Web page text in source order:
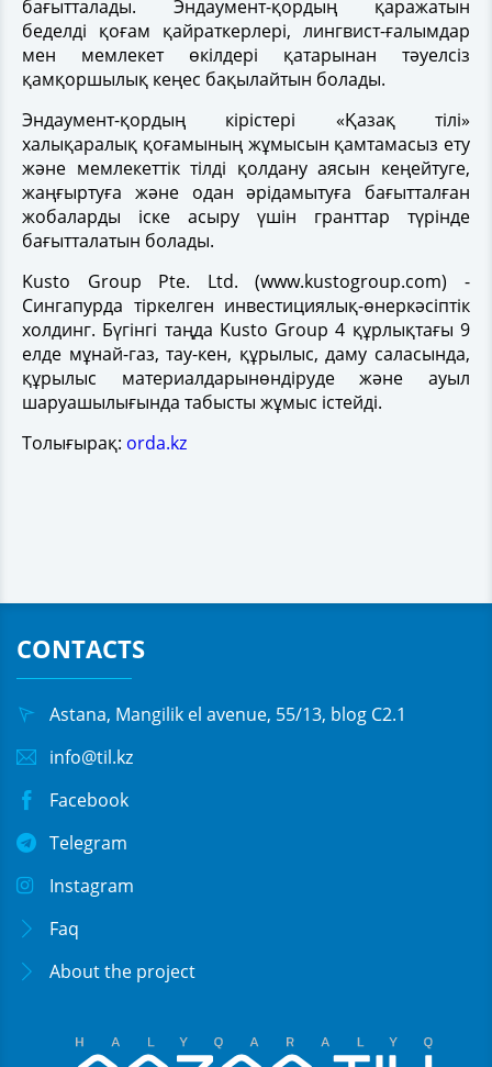
бағытталады. Эндаумент-қордың қаражатын
беделді қоғам қайраткерлері, лингвист-ғалымдар
мен мемлекет өкілдері қатарынан тәуелсіз
қамқоршылық кеңес бақылайтын болады.
Эндаумент-қордың кірістері «Қазақ тілі»
халықаралық қоғамының жұмысын қамтамасыз ету
және мемлекеттік тілді қолдану аясын кеңейтуге,
жаңғыртуға және одан әрідамытуға бағытталған
жобаларды іске асыру үшін гранттар түрінде
бағытталатын болады.
Kusto Group Pte. Ltd. (www.kustogroup.com) -
Сингапурда тіркелген инвестициялық-өнеркәсіптік
холдинг. Бүгінгі таңда Kusto Group 4 құрлықтағы 9
елде мұнай-газ, тау-кен, құрылыс, даму саласында,
құрылыс материалдарынөндіруде және ауыл
шаруашылығында табысты жұмыс істейді.
Толығырақ: orda.kz
CONTACTS
Astana, Mangilik el avenue, 55/13, blog C2.1
info@til.kz
Facebook
Telegram
Instagram
Faq
About the project